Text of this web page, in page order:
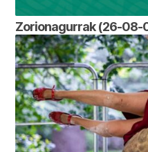
Zorionagurrak (26-08-